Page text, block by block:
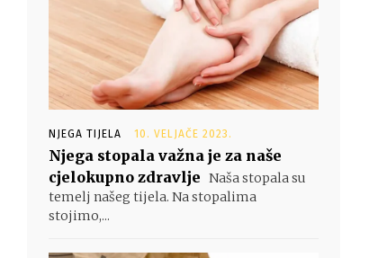
NJEGA TIJELA 10. VELJAČE 2023.
Njega stopala važna je za naše
cjelokupno zdravlje Naša stopala su
temelj našeg tijela. Na stopalima
stojimo,...